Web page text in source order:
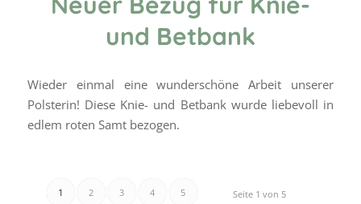
und Betbank
Wieder einmal eine wunderschöne Arbeit unserer
Polsterin! Diese Knie- und Betbank wurde liebevoll in
edlem roten Samt bezogen.
Seite 1 von 5
1 2 3 4 5